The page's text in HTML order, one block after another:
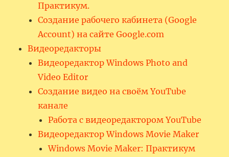
Практикум.
Создание рабочего кабинета (Google
Account) на сайте Google.com
Видеоредакторы
Видеоредактор Windows Photo and
Video Editor
Создание видео на своём YouTube
канале
Работа с видеоредактором YouTube
Видеоредактор Windows Movie Maker
Windows Movie Maker: Практикум